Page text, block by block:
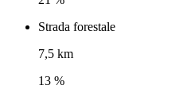
Strada forestale
7,5 km
13 %